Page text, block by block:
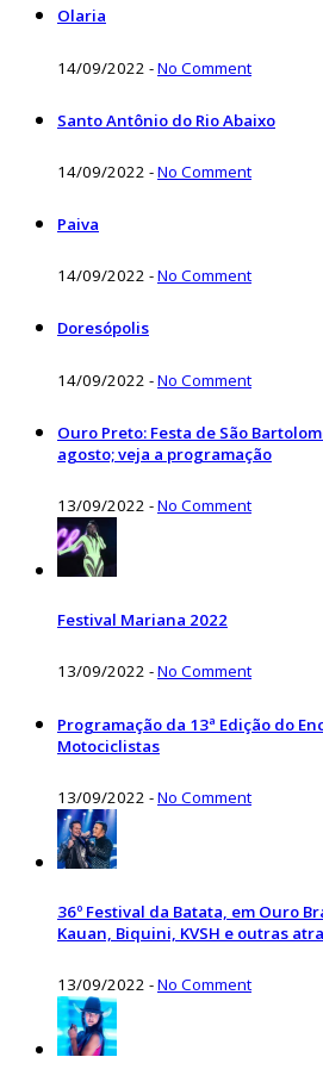
Olaria
14/09/2022 -No Comment
Santo Antônio do Rio Abaixo
14/09/2022 -No Comment
Paiva
14/09/2022 -No Comment
Doresópolis
14/09/2022 -No Comment
Ouro Preto: Festa de São
agosto; veja a programação
13/09/2022 -No Comment
Festival Mariana 2022
13/09/2022 -No Comment
Programação da 13ª Edição do
Motociclistas
13/09/2022 -No Comment
36º Festival da Batata, em Ouro
Kauan, Biquini, KVSH e outras
13/09/2022 -No Comment